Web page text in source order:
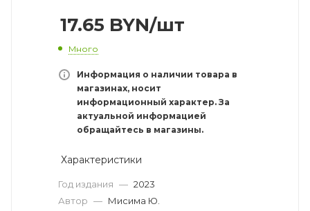
17.65 BYN/шт
Много
Информация о наличии товара в
магазинах, носит
информационный характер. За
актуальной информацией
обращайтесь в магазины.
Характеристики
Год издания — 2023
Автор — Мисима Ю.